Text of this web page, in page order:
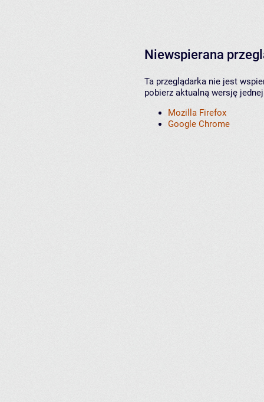
Niewspierana
Ta przeglądarka nie jest
pobierz aktualną wersję
Mozilla Firefox
Google Chrome